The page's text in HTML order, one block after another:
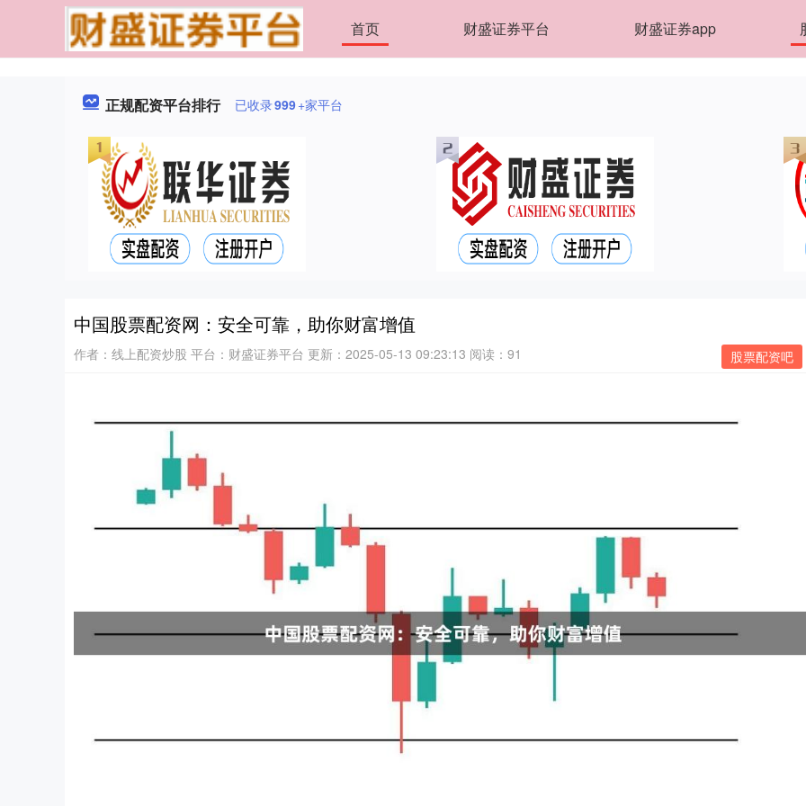
首页 财盛证券平台 财盛证券app
正规配资平台排行 已收录999+家平台
中国股票配资网：安全可靠，助你财富增值
股票配资吧
作者：线上配资炒股 平台：财盛证券平台 更新：2025-05-13 09:23:13 阅读：91